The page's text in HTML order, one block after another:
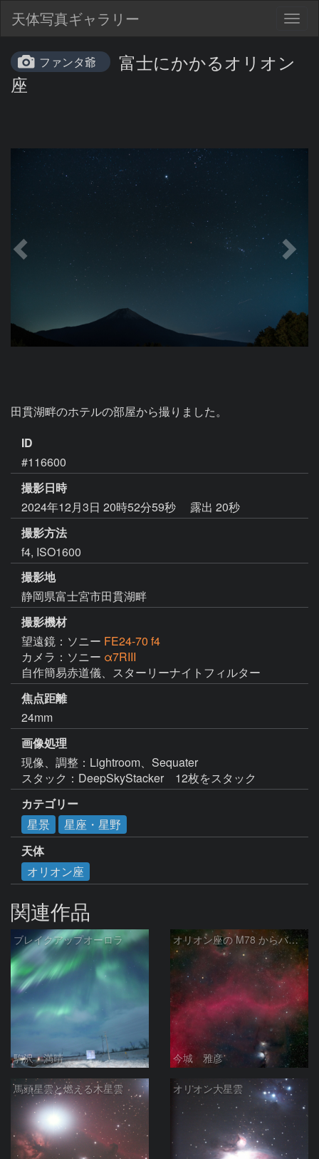
天体写真ギャラリー
ファンタ爺
富士にかかるオリオン
座
田貫湖畔のホテルの部屋から撮りました。
ID
#116600
撮影日時
2024年12月3日 20時52分59秒
露出 20秒
撮影方法
f4, ISO1600
撮影地
静岡県富士宮市田貫湖畔
撮影機材
望遠鏡：ソニー FE24-70 f4
カメラ：ソニー α7RIII
自作簡易赤道儀、スターリーナイトフィルター
焦点距離
24mm
画像処理
現像、調整：Lightroom、Sequater
スタック：DeepSkyStacker　12枚をスタック
カテゴリー
星景
星座・星野
天体
オリオン座
関連作品
ブレイクアップオーロラ
駒沢 満晴
オリオン座の M78 からバーナードループをまたいで LDN1622あたり
今城 雅彦
馬頭星雲と燃える木星雲 オリオン大星雲